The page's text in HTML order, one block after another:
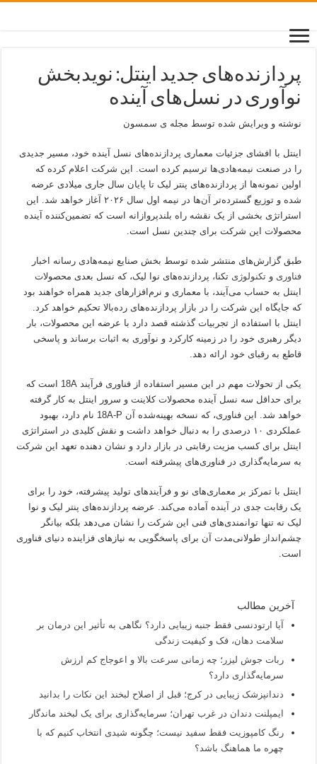
پردازنده‌های جدید اینتل: نویدبخش
نوآوری در نسل‌های آینده
نوشته و ویرایش شده توسط مجله ی سمسون
اینتل با افشای جزئیات معماری پردازنده‌های نسل آینده خود، مسیر جدیدی
را در صنعت نیمه‌هادی‌ها ترسیم کرده است. این شرکت اعلام کرده که
اولین نمونه‌ها از پردازنده‌های پنتر لیک تا پایان سال جاری میلادی عرضه
شده و توزیع گسترده‌تر آن‌ها در نیمه اول سال ۲۰۲۶ آغاز خواهد شد. این
استراتژی بخشی از یک نقشه راه بلندپروازانه است که تضمین‌کننده آینده
محصولات این شرکت برای چندین نسل است.
طبق گزارش‌های منتشر شده توسط بخش صنایع نیمه‌هادی رسانه اخبار
فناوری وتکنولوژی تکنا، پردازنده‌های نوا لیک، که نسل بعدی محصولات
اینتل به حساب می‌آیند، با معماری و نرم‌افزارهای جدید همراه خواهند بود
که جایگاه این شرکت را در بازار پردازنده‌های رده‌بالا تحکیم خواهد کرد.
اینتل با استفاده از تجربیات گذشته قصد دارد با عرضه این محصولات، بار
دیگر رهبری خود را در زمینه کارکرد و نوآوری به اثبات برساند و پاسخی
قاطع به رقبای خود ارائه دهد.
یکی از تحولات مهم در این مسیر استفاده از فناوری فرآیند 18A است که
برای حداقل سه نسل آینده محصولات کلاینت و سرور اینتل به کار گرفته
خواهد شد. این فناوری، که نسخه بهینه‌شده آن 18A-P نام دارد، بهبود
عملکردی ۱۰ درصدی را به دنبال خواهد داشت و نقش کلیدی در استراتژی
اینتل برای کسب مزیت رقابتی در بازار دارد و نشان دهنده تعهد این شرکت
به سرمایه‌گذاری در فناوری‌های پیشرفته است.
اینتل با تمرکز بر معماری‌های نو و فرآیندهای تولید پیشرفته، خود را برای
یک رقابت جدی در آینده آماده می‌کند. عرضه پردازنده‌های پنتر لیک و نوا
لیک نه تنها توانمندی‌های فنی این شرکت را نشان می‌دهد بلکه بیانگر
چشم‌انداز طولانی‌مدت آن برای پاسخگویی به نیازهای فزاینده دنیای فناوری
است.
آخرین مطالب
آیا ارتودنسی فقط جنبه زیبایی دارد؟ نگاهی به تأثیر این درمان بر
سلامت دهان، فک و کیفیت زندگی
ربات جوش لیزر؛ چه زمانی سرعت بالا و اعوجاج کم ارزش
سرمایه‌گذاری دارد؟
دندانپزشک زیبایی در کرج؛ قبل از اصلاح لبخند این نکات را بدانید
ایمپلنت دندان در غرب تهران؛ سرمایه‌گذاری برای یک لبخند ماندگار
رنگ کامپوزیت فقط سفید نیست؛ چگونه شیدی انتخاب کنیم که با
چهره ما هماهنگ باشد؟